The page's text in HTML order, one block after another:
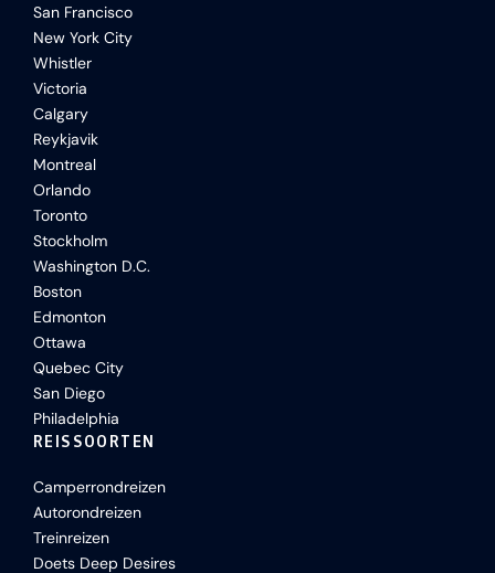
San Francisco
New York City
Whistler
Victoria
Calgary
Reykjavik
Montreal
Orlando
Toronto
Stockholm
Washington D.C.
Boston
Edmonton
Ottawa
Quebec City
San Diego
Philadelphia
REISSOORTEN
Camperrondreizen
Autorondreizen
Treinreizen
Doets Deep Desires